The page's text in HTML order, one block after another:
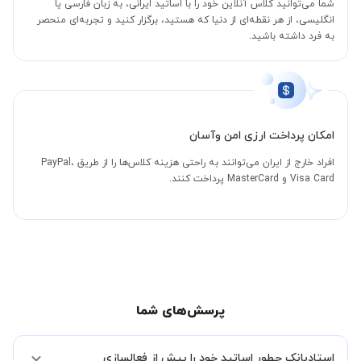
شما می‌توانید کلاس آنلاین خود را با اساتید ایرانی، به زبان فارسی یا
انگلیسی، از هر نقطه‌ای از دنیا که هستید، برگزار کنید و تجربه‌ای منحصر
به فرد داشته باشید.
امکان پرداخت ارزی امن وآسان
افراد خارج از ایران می‌توانند به راحتی هزینه کلاس‌ها را از طریق PayPal،
Visa Card و MasterCard پرداخت کنند.
پرسش‌های شما